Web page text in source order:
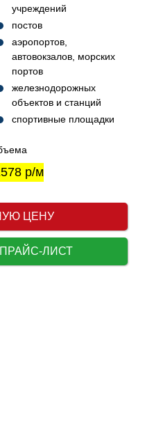
учреждений
постов
аэропортов,
автовокзалов, морских
портов
железнодорожных
объектов и станций
спортивные площадки
р/м
ЦЕНУ
ЛИСТ